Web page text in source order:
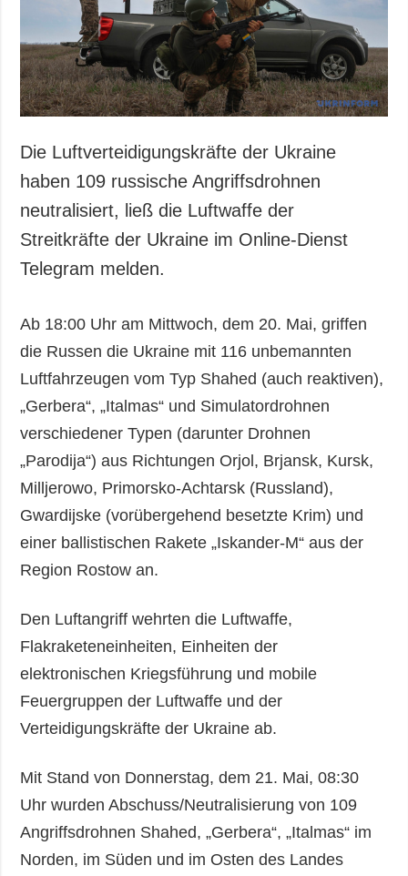
Gesellschaft und
Kultur
Sport
Kriminalität
Notstand und
ZUSÄTZLICH
Veröffentlichungen
Interview
Fotos
LEISTUNGEN
Abonnement
Fotobank
Die Luftverteidigungskräfte der Ukraine
haben 109 russische Angriffsdrohnen
neutralisiert, ließ die Luftwaffe der
Streitkräfte der Ukraine im Online-Dienst
Telegram melden.
Ab 18:00 Uhr am Mittwoch, dem 20. Mai, griffen
die Russen die Ukraine mit 116 unbemannten
Luftfahrzeugen vom Typ Shahed (auch reaktiven),
„Gerbera“, „Italmas“ und Simulatordrohnen
verschiedener Typen (darunter Drohnen
„Parodija“) aus Richtungen Orjol, Brjansk, Kursk,
Milljerowo, Primorsko-Achtarsk (Russland),
Gwardijske (vorübergehend besetzte Krim) und
einer ballistischen Rakete „Iskander-M“ aus der
Region Rostow an.
Den Luftangriff wehrten die Luftwaffe,
Flakraketeneinheiten, Einheiten der
elektronischen Kriegsführung und mobile
Feuergruppen der Luftwaffe und der
Verteidigungskräfte der Ukraine ab.
Mit Stand von Donnerstag, dem 21. Mai, 08:30
Uhr wurden Abschuss/Neutralisierung von 109
Angriffsdrohnen Shahed, „Gerbera“, „Italmas“ im
Norden, im Süden und im Osten des Landes